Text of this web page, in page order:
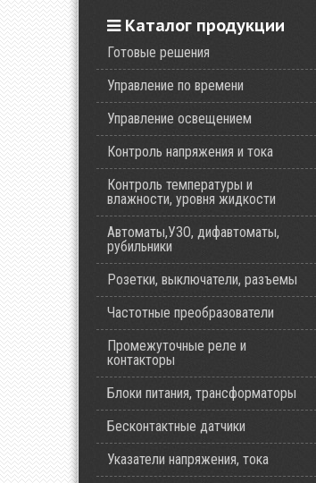
Каталог продукции
Готовые решения
Управление по времени
Управление освещением
Контроль напряжения и тока
Контроль температуры и
влажности, уровня жидкости
Автоматы,УЗО, дифавтоматы,
рубильники
Розетки, выключатели, разъемы
Частотные преобразователи
Промежуточные реле и
контакторы
Блоки питания, трансформаторы
Бесконтактные датчики
Указатели напряжения, тока